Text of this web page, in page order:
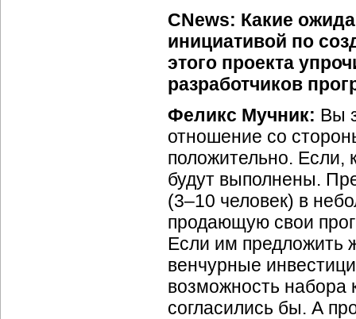
CNews: Какие
инициативой по
этого проекта
разработчиков
Феликс Мучник: Вы
отношение со
положительно. Если,
будут выполнены.
(3–10 человек) в
продающую свои
Если им предложить
венчурные
возможность
согласились бы. А